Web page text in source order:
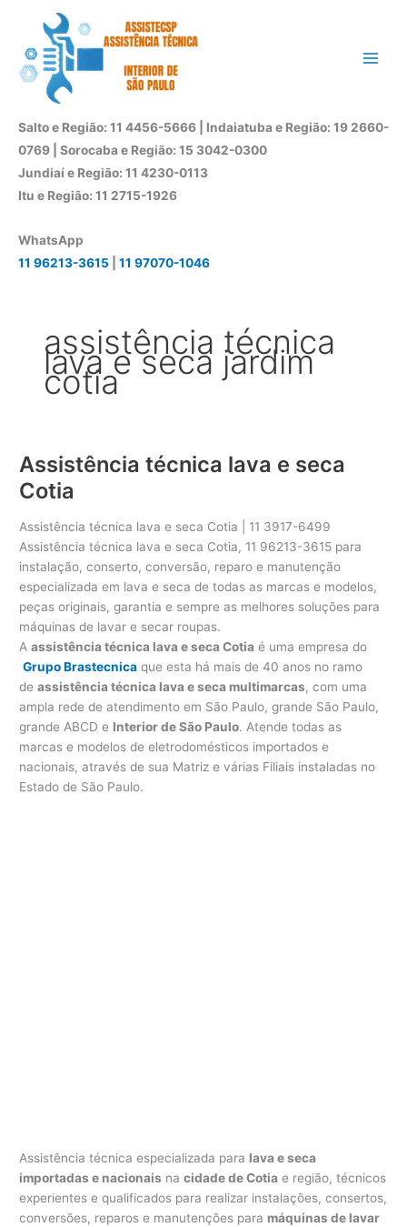
conteúdo
Salto e Região: 11 4456-5666 | Indaiatuba e Região: 19 2660-
0769 | Sorocaba e Região: 15 3042-0300
Jundiaí e Região: 11 4230-0113
Itu e Região: 11 2715-1926
WhatsApp
11 96213-3615
11 97070-1046
assistência técnica
lava e seca jardim
cotia
Assistência técnica lava e seca
Cotia
Assistência técnica lava e seca Cotia | 11 3917-6499
Assistência técnica lava e seca Cotia, 11 96213-3615 para
instalação, conserto, conversão, reparo e manutenção
especializada em lava e seca de todas as marcas e modelos,
peças originais, garantia e sempre as melhores soluções para
máquinas de lavar e secar roupas.
Aassistência técnica lava e seca Cotia é uma empresa do
Grupo Brastecnica que esta há mais de 40 anos no ramo
deassistência técnica lava e seca multimarcas, com uma
ampla rede de atendimento em São Paulo, grande São Paulo,
grande ABCD e Interior de São Paulo. Atende todas as
marcas e modelos de eletrodomésticos importados e
nacionais, através de sua Matriz e várias Filiais instaladas no
Estado de São Paulo.
Assistência técnica especializada para lava e seca
importadas e nacionais nacidade de Cotia e região, técnicos
experientes e qualificados para realizar instalações, consertos,
conversões, reparos e manutenções para máquinas de lavar